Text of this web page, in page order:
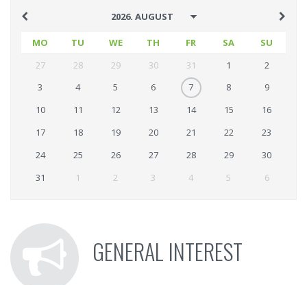
MO TU WE TH FR SA
SU
27
28 29 30 31 1
2
3
4 5 6 7 8
9
10
11 12 13 14 15
16
17
18 19 20 21 22
23
24
25 26 27 28 29
30
31
1 2 3 4 5 6
GENERAL INTEREST